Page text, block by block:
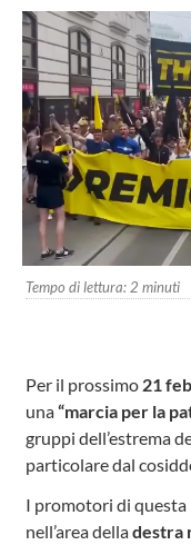
Tempo di lettura: 2 minuti
Per il prossimo 21
una“marcia per la
gruppi dell’estrema
particolare dal
I promotori di questa
nell’area delladestra